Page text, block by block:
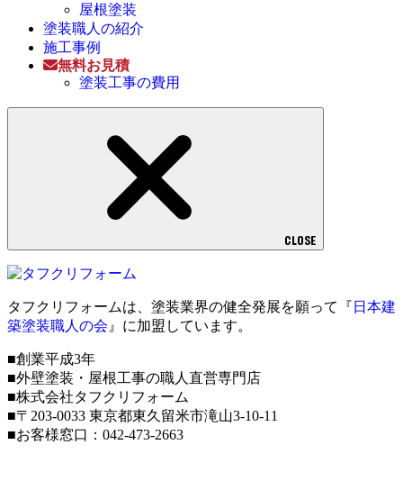
屋根塗装
塗装職人の紹介
施工事例
無料お見積
塗装工事の費用
CLOSE
タフクリフォームは、塗装業界の健全発展を願って『 日本建
築塗装職人の会 』に加盟しています。
■創業平成3年
■外壁塗装・屋根工事の職人直営専門店
■株式会社タフクリフォーム
■〒203-0033 東京都東久留米市滝山3-10-11
■お客様窓口：042-473-2663